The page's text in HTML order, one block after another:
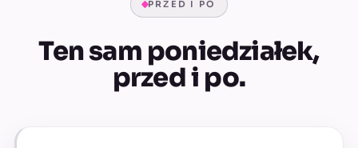
PRZED I PO
Ten sam poniedziałek,
przed i po.